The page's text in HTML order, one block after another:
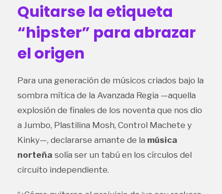
Quitarse la etiqueta
“hipster” para abrazar
el origen
Para una generación de músicos criados bajo la
sombra mítica de la Avanzada Regia —aquella
explosión de finales de los noventa que nos dio
a Jumbo, Plastilina Mosh, Control Machete y
Kinky—, declararse amante de la música
norteña solía ser un tabú en los círculos del
circuito independiente.